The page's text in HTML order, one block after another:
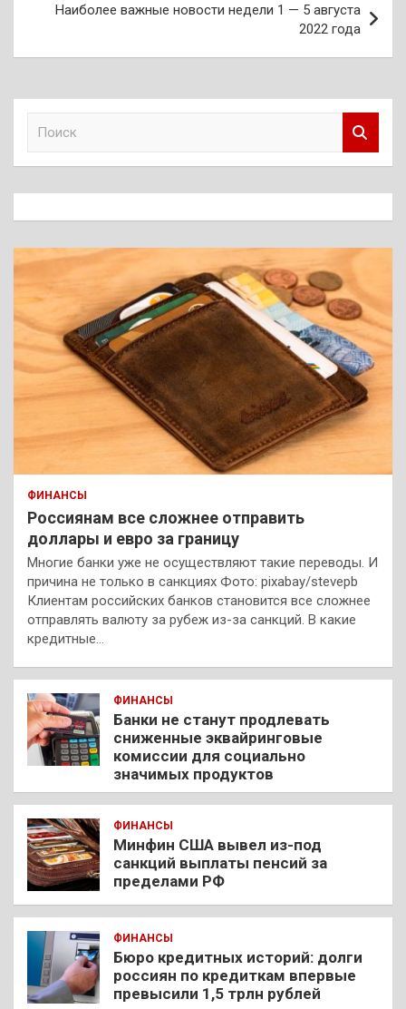
Наиболее важные новости недели 1 — 5 августа
2022 года
к
ФИНАНСЫ
Россиянам все сложнее отправить
доллары и евро за границу
Многие банки уже не осуществляют такие переводы. И
причина не только в санкциях Фото: pixabay/stevepb
Клиентам российских банков становится все сложнее
отправлять валюту за рубеж из-за санкций. В какие
кредитные…
ФИНАНСЫ
Банки не станут продлевать
сниженные эквайринговые
комиссии для социально
значимых продуктов
ФИНАНСЫ
Минфин США вывел из-под
санкций выплаты пенсий за
пределами РФ
ФИНАНСЫ
Бюро кредитных историй: долги
россиян по кредиткам впервые
превысили 1,5 трлн рублей